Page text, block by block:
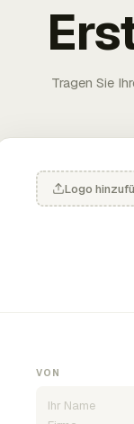
Tragen Sie
Logo
VON